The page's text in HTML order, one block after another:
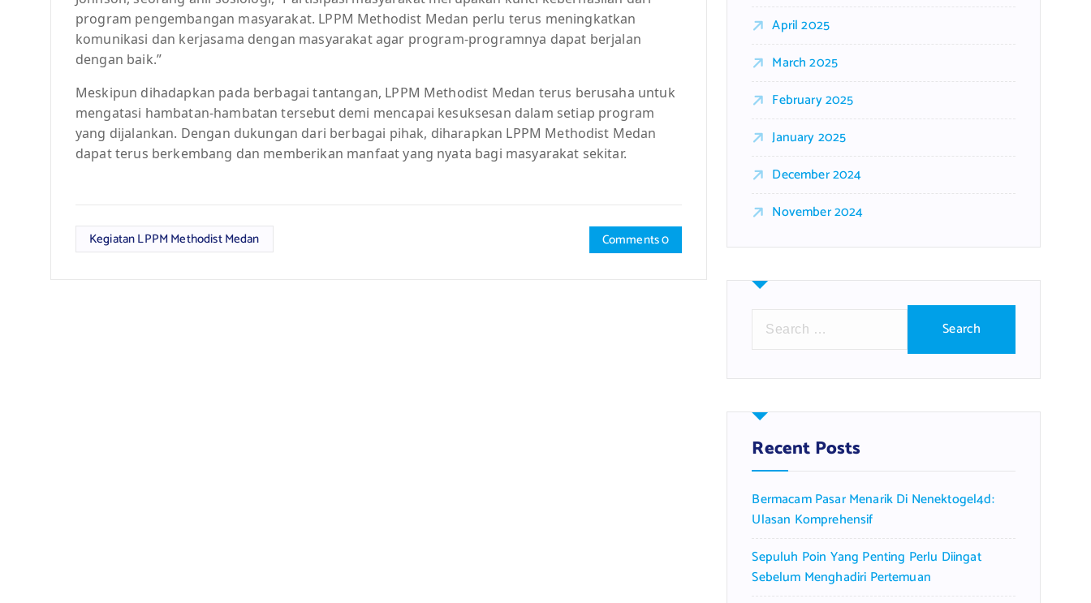
program pengembangan masyarakat. LPPM Methodist Medan perlu terus meningkatkan
komunikasi dan kerjasama dengan masyarakat agar program-programnya dapat berjalan
dengan baik.”
Meskipun dihadapkan pada berbagai tantangan, LPPM Methodist Medan terus berusaha untuk
mengatasi hambatan-hambatan tersebut demi mencapai kesuksesan dalam setiap program
yang dijalankan. Dengan dukungan dari berbagai pihak, diharapkan LPPM Methodist Medan
dapat terus berkembang dan memberikan manfaat yang nyata bagi masyarakat sekitar.
Kegiatan LPPM Methodist Medan Comments 0
April 2025
March 2025
February 2025
January 2025
December 2024
November 2024
r
h
f
o
:
Recent Posts
Bermacam Pasar Menarik Di Nenektogel4d:
Ulasan Komprehensif
Sepuluh Poin Yang Penting Perlu Diingat
Sebelum Menghadiri Pertemuan